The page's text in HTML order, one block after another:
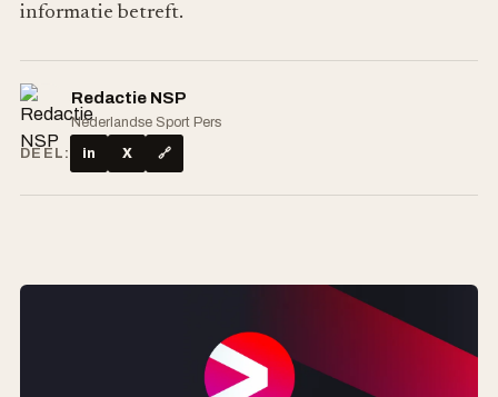
informatie betreft.
Redactie NSP
Nederlandse Sport Pers
DEEL:
in X 🔗